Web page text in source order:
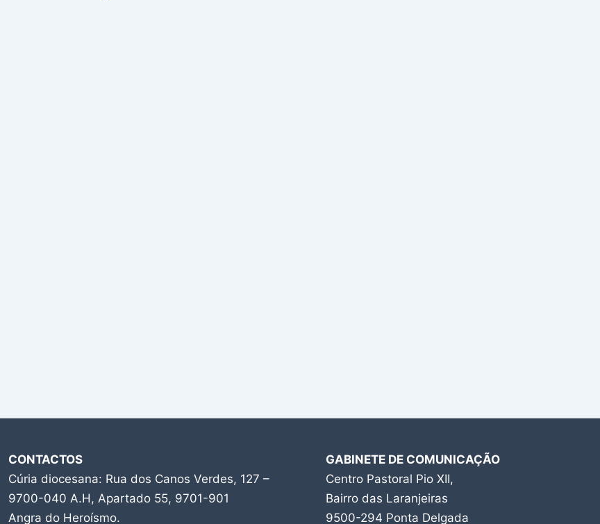
CONTACTOS
Cúria diocesana: Rua dos Canos Verdes, 127 –
9700-040 A.H, Apartado 55, 9701-901
Angra do Heroísmo.
GABINETE DE COMUNICAÇÃO
Centro Pastoral Pio XII,
Bairro das Laranjeiras
9500-294 Ponta Delgada